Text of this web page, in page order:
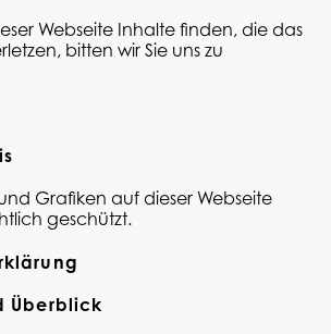
Webseite Inhalte finden, die das
bitten wir Sie uns zu
Grafiken auf dieser Webseite
geschützt.
Überblick